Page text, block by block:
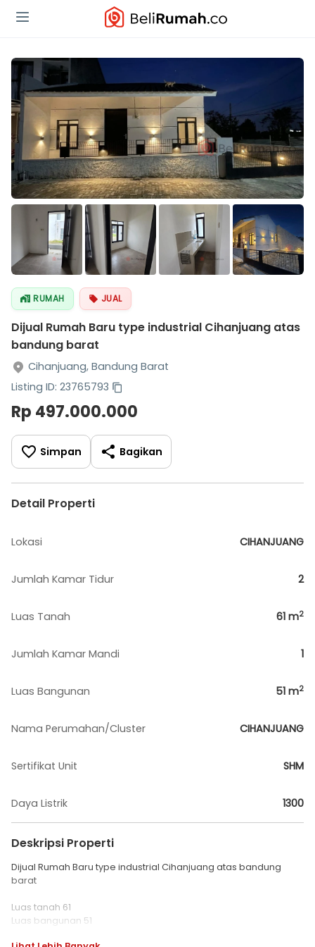
RUMAH JUAL
Dijual Rumah Baru type industrial Cihanjuang atas
bandung barat
Cihanjuang, Bandung Barat
Listing ID: 23765793
Rp 497.000.000
Simpan Bagikan
Detail Properti
Lokasi CIHANJUANG
Jumlah Kamar Tidur 2
Luas Tanah 61 m2
Jumlah Kamar Mandi 1
Luas Bangunan 51 m2
Nama Perumahan/Cluster CIHANJUANG
Sertifikat Unit SHM
Daya Listrik 1300
Deskripsi Properti
Dijual Rumah Baru type industrial Cihanjuang atas bandung
barat
Luas tanah 61
Luas bangunan 51